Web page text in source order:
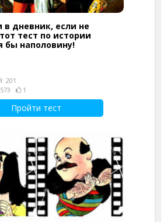
дневник, если не
тест по истории
бы наполовину!
201
1
Пройти тест